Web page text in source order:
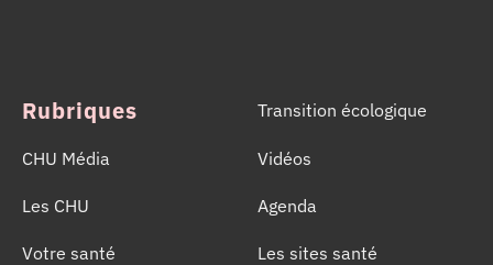
Rubriques
CHU Média
Les CHU
Votre santé
Transition écologique
Vidéos
Agenda
Les sites santé